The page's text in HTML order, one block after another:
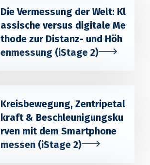
Die Vermessung der Welt: Kl
assische versus digitale Me
thode zur Distanz- und Höh
enmessung (iStage 2)
Kreisbewegung, Zentripetal
kraft & Beschleunigungsku
rven mit dem Smartphone
messen (iStage 2)